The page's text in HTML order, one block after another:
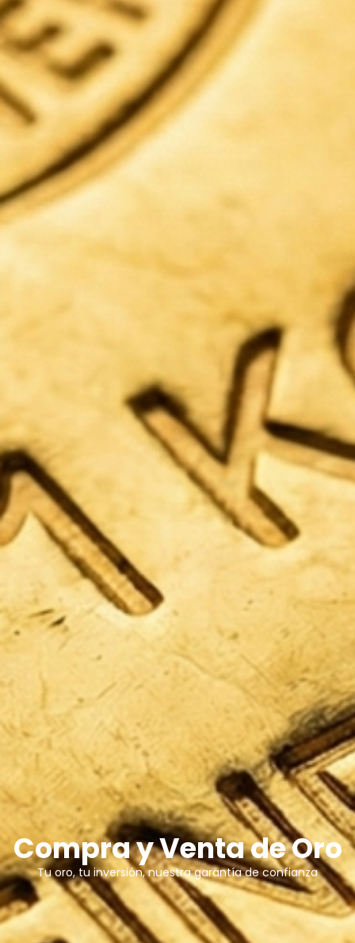
Compra y Venta de Oro
Tu oro, tu inversión, nuestra garantía de confianza